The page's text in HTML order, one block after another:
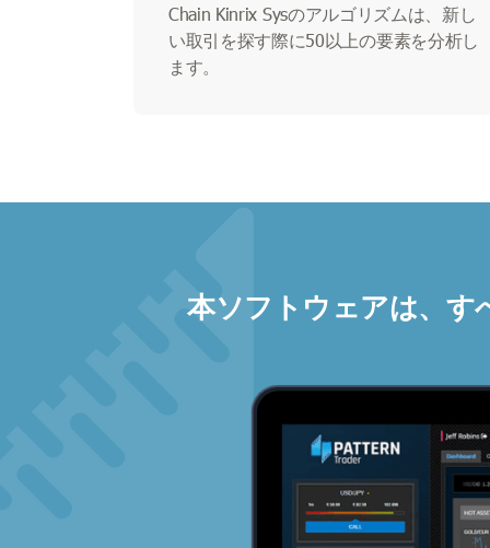
Chain Kinrix Sysのアルゴリズムは、新し
い取引を探す際に50以上の要素を分析し
ます。
本ソフトウェアは、す